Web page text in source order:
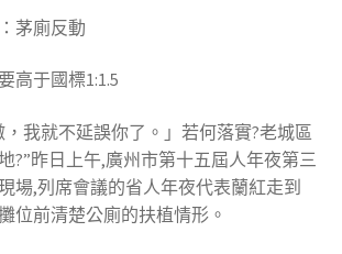
茅廁反動
高于國標1:1.5
我就不延誤你了。」若何落實?老城區
?”昨日上午,廣州市第十五屆人年夜第三
場,列席會議的省人年夜代表蘭紅走到
位前清楚公廁的扶植情形。